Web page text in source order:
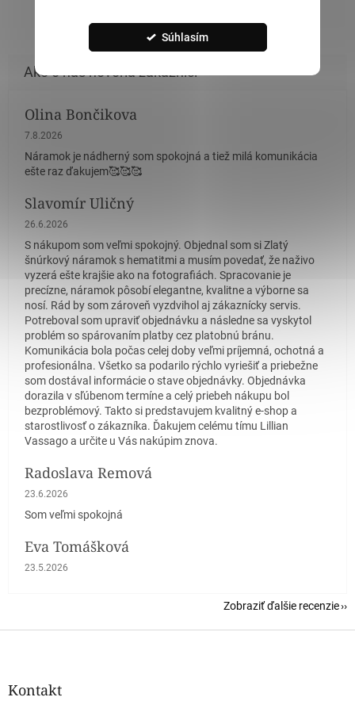
Súhlasím
Olina Bončikova
Hodnotenie obchodu je 5 z 5 hviezdičiek.
7.8.2026
Náramok je nádherný som spokojná a tiež milá komunikácia
ešte raz ďakujem🥰🥰🥰
Slavomír Uličný
Hodnotenie obchodu je 5 z 5 hviezdičiek.
26.6.2026
S nákupom som veľmi spokojný. Objednal som si Zlatý
šnúrkový náramok s hematitmi a musím povedať, že naživo
vyzerá ešte krajšie ako na fotografiách. Spracovanie je
precízne, náramok pôsobí elegantne, kvalitne a výborne sa
nosí. Rád by som zároveň vyzdvihol aj zákaznícky servis.
Potreboval som upraviť objednávku a následne sa vyskytol
problém so spárovaním platby cez platobnú bránu.
Komunikácia bola počas celej doby veľmi príjemná, ochotná a
profesionálna. Všetko sa podarilo rýchlo vyriešiť a priebežne
som dostával informácie o stave objednávky. Objednávka
dorazila v sľúbenom termíne a celý priebeh nákupu bol
bezproblémový. Takto si predstavujem kvalitný e-shop a
starostlivosť o zákazníka. Ďakujem celému tímu Lillian
Vassago a určite u Vás nakúpim znova.
Radoslava Remová
Hodnotenie obchodu je 5 z 5 hviezdičiek.
23.6.2026
Som veľmi spokojná
Eva Tomášková
Hodnotenie obchodu je 5 z 5 hviezdičiek.
23.5.2026
Zobraziť ďalšie recenzie
Z
Kontakt